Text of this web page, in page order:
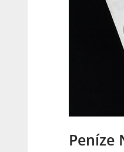
Peníze